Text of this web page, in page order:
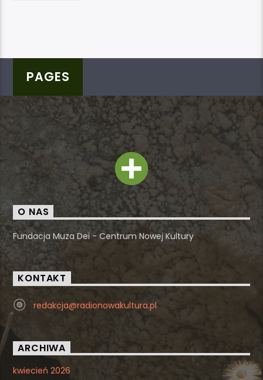
PAGES
O NAS
Fundacja Muza Dei - Centrum Nowej Kultury
KONTAKT
redakcja@radionowakultura.pl
ARCHIWA
kwiecień 2026